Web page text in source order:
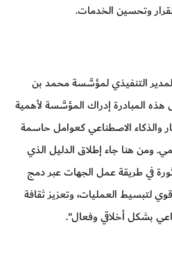
وتحسين الخدمات.
التنفيذي لمؤسَّسة محمد بن
المبادرة إدراك المؤسَّسة لأهمية
والذكاء الاصطناعي كعوامل حاسمة
ومن هنا جاء إطلاق الدليل الذي
في طريقة عمل الجهات عبر دمج
لتبسيط العمليات، وتعزيز ثقافة
بشكل أخلاقي وفعال".